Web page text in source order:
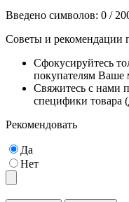
Введено символов: 0 /
Советы и рекомендации
Сфокусируйтесь
покупателям Ваше
Свяжитесь с нами
специфики товара
Рекомендовать
Да
Нет